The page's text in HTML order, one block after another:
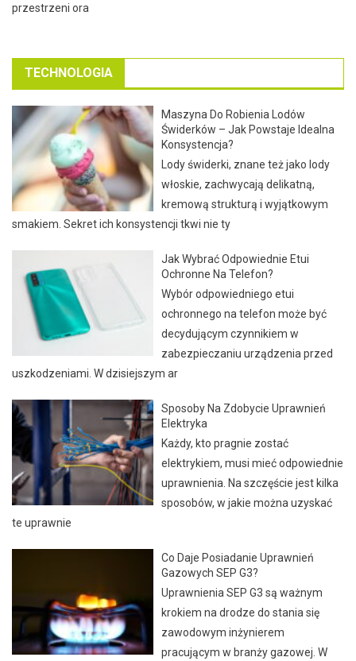
przestrzeni ora
TECHNOLOGIA
Maszyna Do Robienia Lodów
Świderków – Jak Powstaje Idealna
Konsystencja?
Lody świderki, znane też jako lody
włoskie, zachwycają delikatną,
kremową strukturą i wyjątkowym
smakiem. Sekret ich konsystencji tkwi nie ty
Jak Wybrać Odpowiednie Etui
Ochronne Na Telefon?
Wybór odpowiedniego etui
ochronnego na telefon może być
decydującym czynnikiem w
zabezpieczaniu urządzenia przed
uszkodzeniami. W dzisiejszym ar
Sposoby Na Zdobycie Uprawnień
Elektryka
Każdy, kto pragnie zostać
elektrykiem, musi mieć odpowiednie
uprawnienia. Na szczęście jest kilka
sposobów, w jakie można uzyskać
te uprawnie
Co Daje Posiadanie Uprawnień
Gazowych SEP G3?
Uprawnienia SEP G3 są ważnym
krokiem na drodze do stania się
zawodowym inżynierem
pracującym w branży gazowej. W